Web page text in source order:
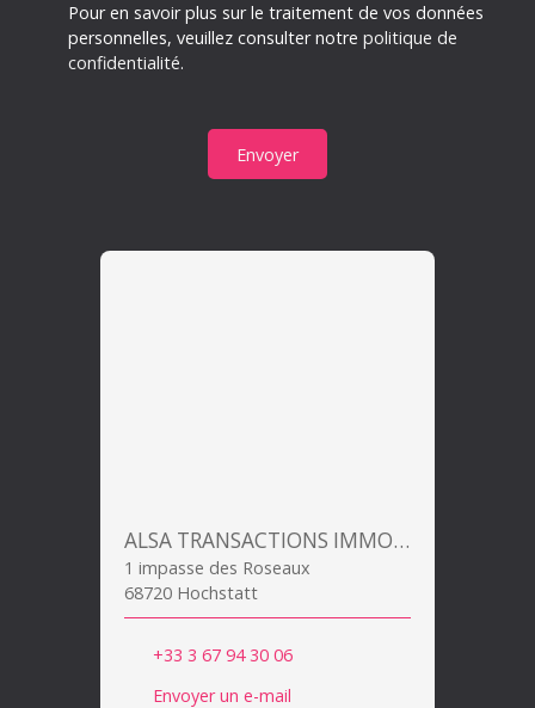
Pour en savoir plus sur le traitement de vos données
personnelles, veuillez consulter notre politique de
confidentialité.
Envoyer
ALSA TRANSACTIONS IMMOBILIERES
1 impasse des Roseaux
68720 Hochstatt
+33 3 67 94 30 06
Envoyer un e-mail